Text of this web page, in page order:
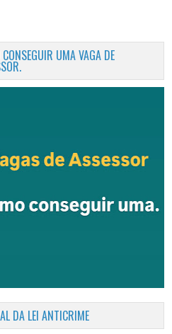
UMA VAGA DE
DA LEI ANTICRIME